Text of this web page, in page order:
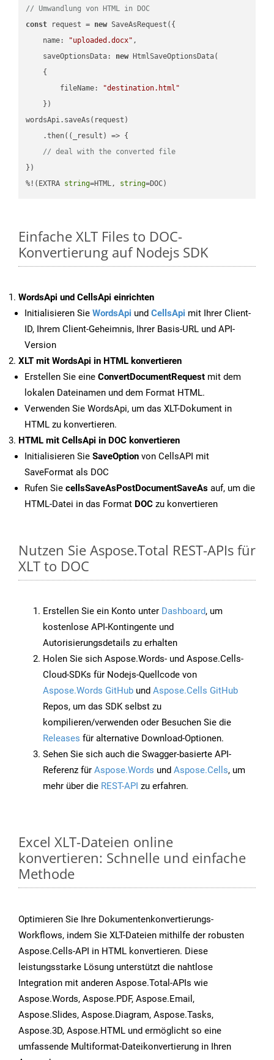
// Umwandlung von HTML in DOC
const request = new SaveAsRequest({
name: "uploaded.docx" ,
saveOptionsData: new HtmlSaveOptionsData(
    {
fileName:
"destination.html"
    })
wordsApi.saveAs(request)
    .then(
( _result ) => {
// deal with the converted file
})
%!(EXTRA string=HTML, string=DOC)
Einfache XLT Files to DOC-
Konvertierung auf Nodejs SDK
WordsApi und CellsApi einrichten
Initialisieren Sie WordsApi und CellsApi mit Ihrer Client-
ID, Ihrem Client-Geheimnis, Ihrer Basis-URL und API-
Version
XLT mit WordsApi in HTML konvertieren
Erstellen Sie eine ConvertDocumentRequest mit dem
lokalen Dateinamen und dem Format HTML.
Verwenden Sie WordsApi, um das XLT-Dokument in
HTML zu konvertieren.
HTML mit CellsApi in DOC konvertieren
Initialisieren Sie SaveOption von CellsAPI mit
SaveFormat als DOC
Rufen Sie cellsSaveAsPostDocumentSaveAs auf, um die
HTML-Datei in das Format DOC zu konvertieren
Nutzen Sie Aspose.Total REST-APIs für
XLT to DOC
Erstellen Sie ein Konto unter Dashboard, um
kostenlose API-Kontingente und
Autorisierungsdetails zu erhalten
Holen Sie sich Aspose.Words- und Aspose.Cells-
Cloud-SDKs für Nodejs-Quellcode von
Aspose.Words GitHub und Aspose.Cells GitHub
Repos, um das SDK selbst zu
kompilieren/verwenden oder Besuchen Sie die
Releases für alternative Download-Optionen.
Sehen Sie sich auch die Swagger-basierte API-
Referenz für Aspose.Words und Aspose.Cells, um
mehr über die REST-API zu erfahren.
Excel XLT-Dateien online
konvertieren: Schnelle und einfache
Methode
Optimieren Sie Ihre Dokumentenkonvertierungs-
Workflows, indem Sie XLT-Dateien mithilfe der robusten
Aspose.Cells-API in HTML konvertieren. Diese
leistungsstarke Lösung unterstützt die nahtlose
Integration mit anderen Aspose.Total-APIs wie
Aspose.Words, Aspose.PDF, Aspose.Email,
Aspose.Slides, Aspose.Diagram, Aspose.Tasks,
Aspose.3D, Aspose.HTML und ermöglicht so eine
umfassende Multiformat-Dateikonvertierung in Ihren